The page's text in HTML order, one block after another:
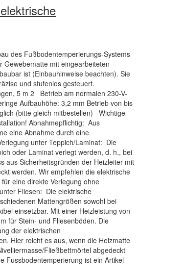
des Fußbodentemperierungs-Systems
Gewebematte mit eingearbeiteten
ist (Einbauhinweise beachten). Sie
und stufenlos gesteuert.
5 m 2 Betrieb am normalen 230-V-
Aufbauhöhe: 3,2 mm Betrieb von bis
(bitte gleich mitbestellen) Wichtige
Abnahmepflichtig: Aus
eine Abnahme durch eine
unter Teppich/Laminat: Die
oder Laminat verlegt werden, d. h., bei
aus Sicherheitsgründen der Heizleiter mit
werden. Wir empfehlen die elektrische
eine direkte Verlegung ohne
Fliesen: Die elektrische
Mattengrößen sowohl bei
einsetzbar. Mit einer Heizleistung von
für Stein- und Fliesenböden. Die
der elektrischen
Hier reicht es aus, wenn die Heizmatte
Fließbettmörtel abgedeckt
ist ein Artikel